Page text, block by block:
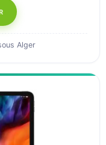
Alger